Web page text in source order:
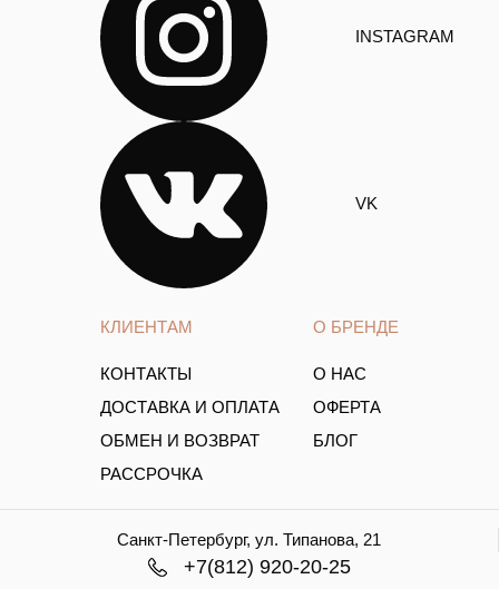
КЛИЕНТАМ
КОНТАКТЫ
ДОСТАВКА И ОПЛАТА
ОБМЕН И ВОЗВРАТ
РАССРОЧКА
О БРЕНДЕ
О НАС
ОФЕРТА
БЛОГ
INSTAGRAM
VK
Санкт-Петербург, ул. Типанова, 21
+7(812) 920-20-25